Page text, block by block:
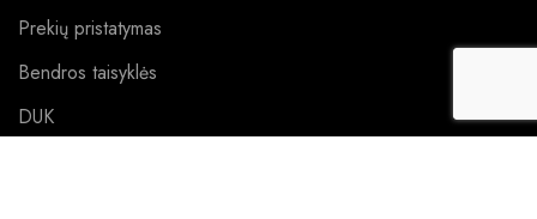
Prekių pristatymas
Bendros taisyklės
DUK